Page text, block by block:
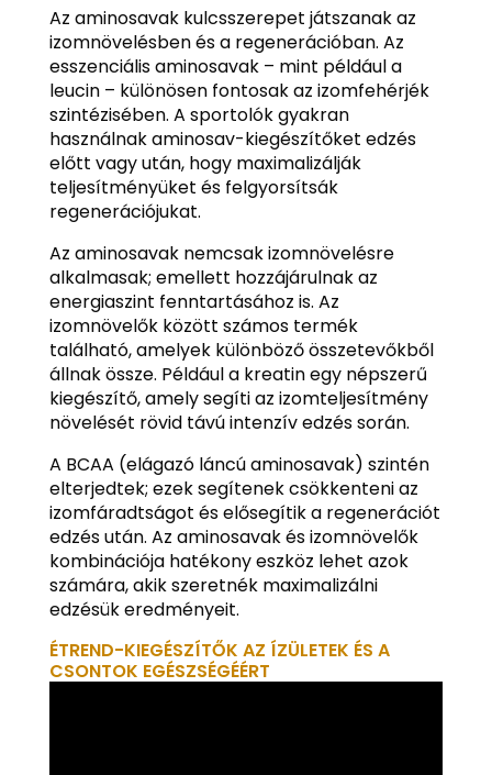
Az aminosavak kulcsszerepet játszanak az
izomnövelésben és a regenerációban. Az
esszenciális aminosavak – mint például a
leucin – különösen fontosak az izomfehérjék
szintézisében. A sportolók gyakran
használnak aminosav-kiegészítőket edzés
előtt vagy után, hogy maximalizálják
teljesítményüket és felgyorsítsák
regenerációjukat.
Az aminosavak nemcsak izomnövelésre
alkalmasak; emellett hozzájárulnak az
energiaszint fenntartásához is. Az
izomnövelők között számos termék
található, amelyek különböző összetevőkből
állnak össze. Például a kreatin egy népszerű
kiegészítő, amely segíti az izomteljesítmény
növelését rövid távú intenzív edzés során.
A BCAA (elágazó láncú aminosavak) szintén
elterjedtek; ezek segítenek csökkenteni az
izomfáradtságot és elősegítik a regenerációt
edzés után. Az aminosavak és izomnövelők
kombinációja hatékony eszköz lehet azok
számára, akik szeretnék maximalizálni
edzésük eredményeit.
ÉTREND-KIEGÉSZÍTŐK AZ ÍZÜLETEK ÉS A
CSONTOK EGÉSZSÉGÉÉRT